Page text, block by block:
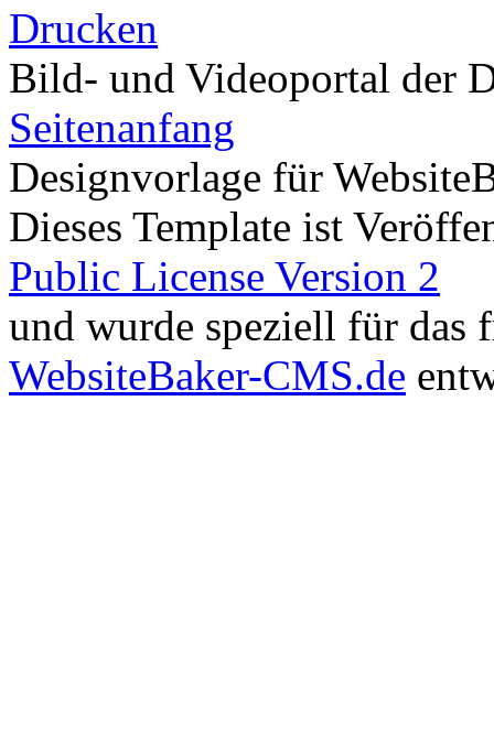
Bild- und Videoportal der
Seitenanfang
Designvorlage für
Dieses Template ist
Public License Version 2
und wurde speziell für das
WebsiteBaker-CMS.de